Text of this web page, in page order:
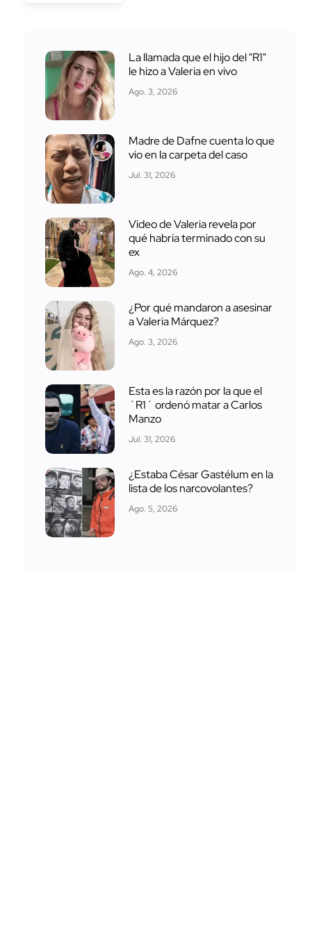
La llamada que el hijo del "R1"
le hizo a Valeria en vivo
Ago. 3, 2026
Madre de Dafne cuenta lo que
vio en la carpeta del caso
Jul. 31, 2026
Video de Valeria revela por
qué habría terminado con su
ex
Ago. 4, 2026
¿Por qué mandaron a asesinar
a Valeria Márquez?
Ago. 3, 2026
Esta es la razón por la que el
´R1´ ordenó matar a Carlos
Manzo
Jul. 31, 2026
¿Estaba César Gastélum en la
lista de los narcovolantes?
Ago. 5, 2026